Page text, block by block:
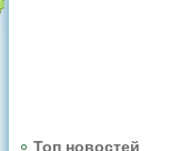
Топ новостей